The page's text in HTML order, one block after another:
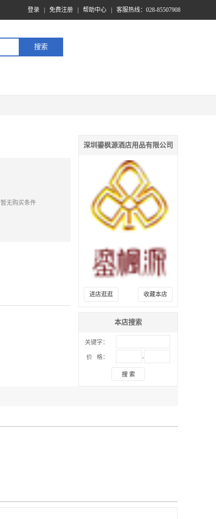
登录 免费注册 帮助中心 客服热线：028-85507908
暂无购买条件
深圳鎏枫源酒店用品有限公司
进店逛逛 收藏本店
本店搜索
关键字：
价 格： -
搜 索